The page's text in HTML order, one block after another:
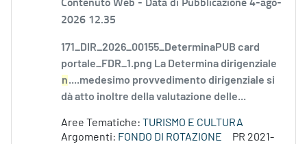
2026 12.35
171_DIR_2026_00155_DeterminaPUB card
portale_FDR_1.png La Determina dirigenziale
n....medesimo provvedimento dirigenziale si
dà atto inoltre della valutazione delle...
Aree Tematiche: TURISMO E CULTURA
Argomenti: FONDO DI ROTAZIONE
PR 2021-